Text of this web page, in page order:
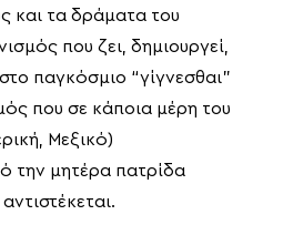
και τα δράματα του
που ζει, δημιουργεί,
παγκόσμιο “γίγνεσθαι”
που σε κάποια μέρη του
Μεξικό)
την μητέρα πατρίδα